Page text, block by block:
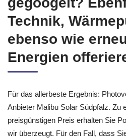
Technik,
ebenso wie
Energien
Für das allerbeste Ergebnis:
Anbieter Malibu Solar Südpfalz. Zu
preisgünstigen Preis erhalten Sie
wir überzeugt. Für den Fall, dass